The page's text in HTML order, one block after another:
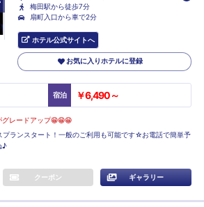
梅田駅から徒歩7分
扇町入口から車で2分
ホテル公式サイトへ
お気に入りホテルに登録
宿泊 ￥6,490～
レードアップ😁😁😁
プランスタート！一般のご利用も可能です☆お電話で簡単予
♪
クーポン ギャラリー